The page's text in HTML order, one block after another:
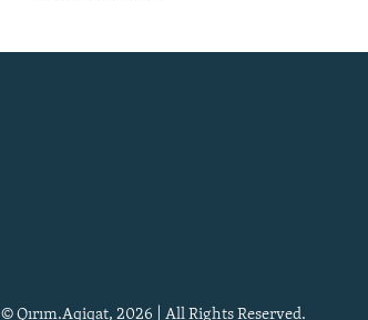
© Qırım.Aqiqat, 2026 | All Rights Reserved.